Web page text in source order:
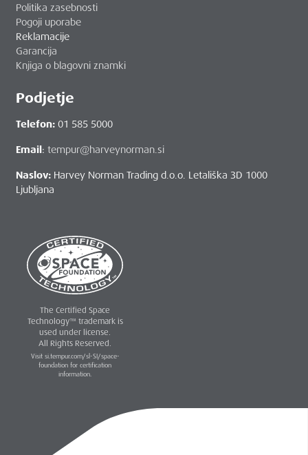
Politika zasebnosti
Pogoji uporabe
Reklamacije
Garancija
Knjiga o blagovni znamki
Podjetje
Telefon: 01 585 5000
Email: tempur@harveynorman.si
Naslov: Harvey Norman Trading d.o.o. Letališka 3D 1000
Ljubljana
The Certified Space
Technology™ trademark is
used under license.
All Rights Reserved.
Visit si.tempur.com/sl-SI/space-
foundation for certification
information.